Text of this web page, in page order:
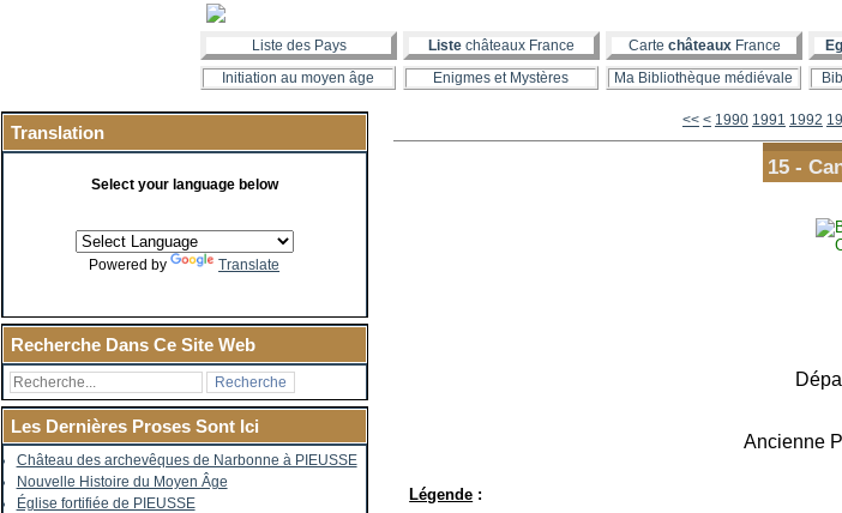
Liste des Pays Liste châteaux France Carte châteauxFrance
Initiation au moyen âge
Enigmes et Mystères Ma Bibliothèque médiévale
Translation
Select your language below
Powered by Translate
Recherche Dans Ce Site Web
Les Dernières Proses Sont Ici
Château des archevêques de Narbonne à PIEUSSE
Nouvelle Histoire du Moyen Âge
Église fortifiée de PIEUSSE
<< < 1900
1910
1920
1930
1940
1950
1960
1970
1980
1990 1991 1992
15 -
Ancienne
Légende :